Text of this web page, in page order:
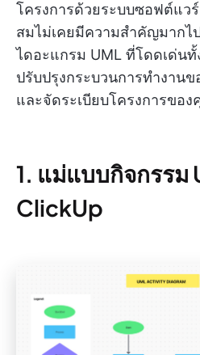
โครงการด้วยระบบซอฟต์แว
สมไม่เคยมีความสำคัญมาก
ไดอะแกรม UML ที่โดดเด่น
ปรับปรุงกระบวนการทำงาน
และจัดระเบียบโครงการขอ
1. แม่แบบกิจกรรม
ClickUp